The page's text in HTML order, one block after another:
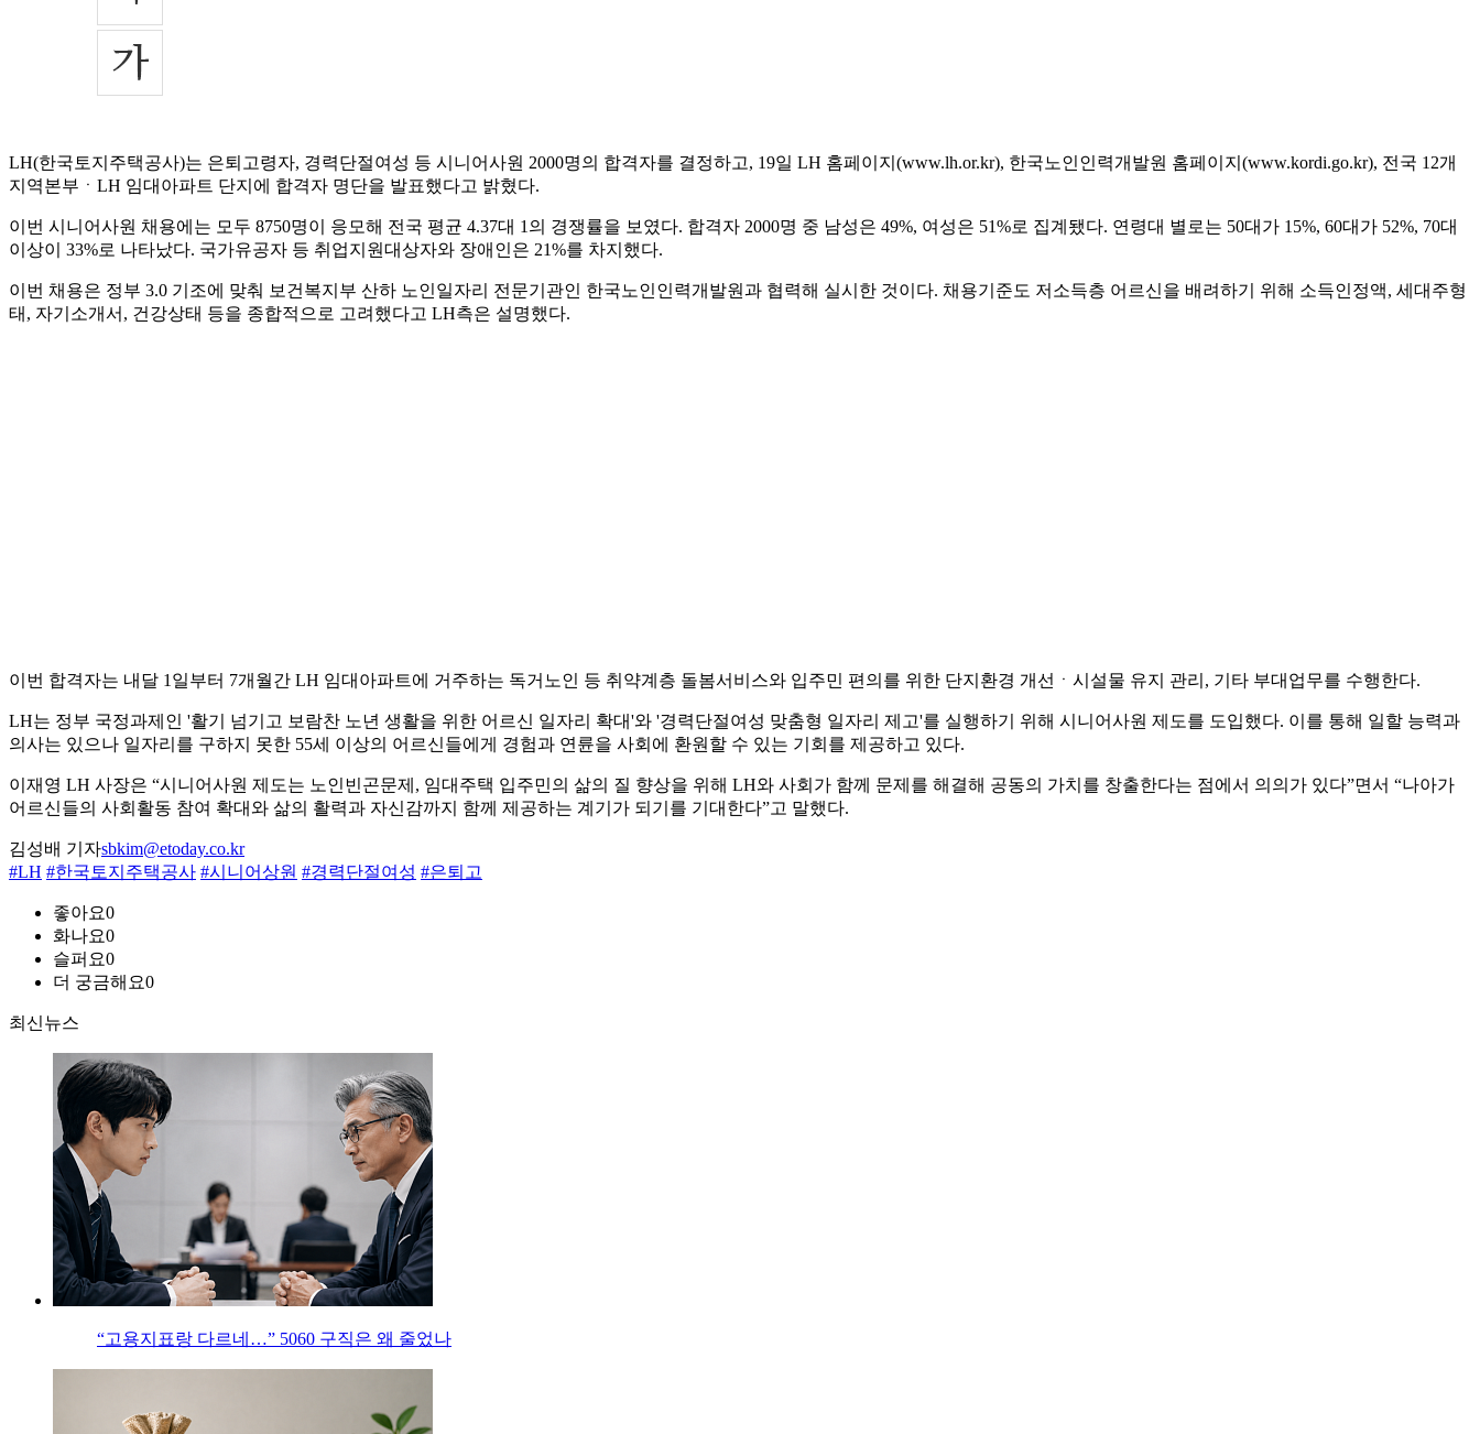
LH(한국토지주택공사)는 은퇴고령자, 경력단절여성 등 시니어사원 2000명의 합격자를 결정하고, 19일 LH 홈페이지(www.lh.or.kr), 한국노인인력개발원 홈페이지(www.kordi.go.kr), 전국 12개
지역본부ㆍLH 임대아파트 단지에 합격자 명단을 발표했다고 밝혔다.
이번 시니어사원 채용에는 모두 8750명이 응모해 전국 평균 4.37대 1의 경쟁률을 보였다. 합격자 2000명 중 남성은 49%, 여성은 51%로 집계됐다. 연령대 별로는 50대가 15%, 60대가 52%, 70대
이상이 33%로 나타났다. 국가유공자 등 취업지원대상자와 장애인은 21%를 차지했다.
이번 채용은 정부 3.0 기조에 맞춰 보건복지부 산하 노인일자리 전문기관인 한국노인인력개발원과 협력해 실시한 것이다. 채용기준도 저소득층 어르신을 배려하기 위해 소득인정액, 세대주형
태, 자기소개서, 건강상태 등을 종합적으로 고려했다고 LH측은 설명했다.
이번 합격자는 내달 1일부터 7개월간 LH 임대아파트에 거주하는 독거노인 등 취약계층 돌봄서비스와 입주민 편의를 위한 단지환경 개선ㆍ시설물 유지 관리, 기타 부대업무를 수행한다.
LH는 정부 국정과제인 '활기 넘기고 보람찬 노년 생활을 위한 어르신 일자리 확대'와 '경력단절여성 맞춤형 일자리 제고'를 실행하기 위해 시니어사원 제도를 도입했다. 이를 통해 일할 능력과
의사는 있으나 일자리를 구하지 못한 55세 이상의 어르신들에게 경험과 연륜을 사회에 환원할 수 있는 기회를 제공하고 있다.
이재영 LH 사장은 “시니어사원 제도는 노인빈곤문제, 임대주택 입주민의 삶의 질 향상을 위해 LH와 사회가 함께 문제를 해결해 공동의 가치를 창출한다는 점에서 의의가 있다”면서 “나아가
어르신들의 사회활동 참여 확대와 삶의 활력과 자신감까지 함께 제공하는 계기가 되기를 기대한다”고 말했다.
김성배 기자sbkim@etoday.co.kr
#LH #한국토지주택공사 #시니어상원 #경력단절여성 #은퇴고
좋아요0
화나요0
슬퍼요0
더 궁금해요0
최신뉴스
“고용지표랑 다르네…” 5060 구직은 왜 줄었나